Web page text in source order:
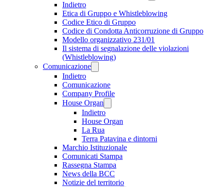
Indietro
Etica di Gruppo e Whistleblowing
Codice Etico di Gruppo
Codice di Condotta Anticorruzione di Gruppo
Modello organizzativo 231/01
Il sistema di segnalazione delle violazioni
(Whistleblowing)
Comunicazione
Indietro
Comunicazione
Company Profile
House Organ
Indietro
House Organ
La Rua
Terra Patavina e dintorni
Marchio Istituzionale
Comunicati Stampa
Rassegna Stampa
News della BCC
Notizie del territorio